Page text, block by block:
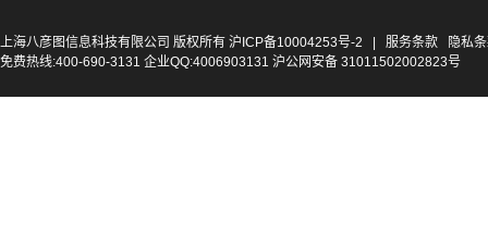
上海八彦图信息科技有限公司 版权所有 沪ICP备10004253号-2 服务条款
隐私
免费热线:400-690-3131 企业QQ:4006903131 沪公网安备 31011502002823号